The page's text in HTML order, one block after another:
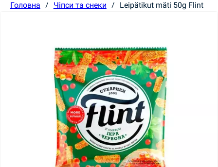
Головна / Чіпси та снеки / Leipätikut mäti 50g Flint